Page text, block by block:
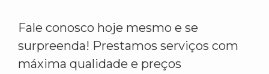
Fale conosco hoje mesmo e se
surpreenda! Prestamos serviços com
máxima qualidade e preços